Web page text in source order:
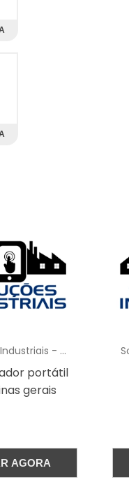
Soluções Industriais - AC
de ar
AGORA